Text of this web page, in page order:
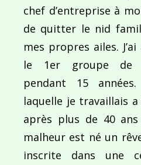
chef d’entreprise à
de quitter le nid
mes propres ailes.
le 1er groupe de
pendant 15
laquelle je travaillais
après plus de 40 ans
malheur est né un
inscrite dans une